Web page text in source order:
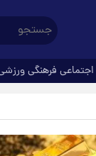
اجتماعی فرهنگی